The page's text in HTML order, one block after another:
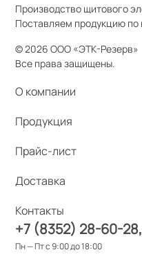
Производство щитового
Поставляем продукцию по
© 2026 ООО «ЭТК-Резерв»
Все права защищены.
О компании
Продукция
Прайс-лист
Доставка
Контакты
+7 (8352) 28-60-28
Пн — Пт с 9:00 до 18:00